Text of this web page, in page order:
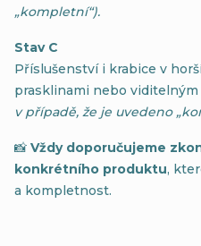
„kompletní“).
Stav C
Příslušenství i krabice v
prasklinami nebo
v případě, že je uvedeno
📸 Vždy doporučujeme
konkrétního produktu,
a kompletnost.